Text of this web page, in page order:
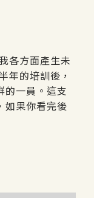
各方面產生未
年的培訓後，
的一員。這支
如果你看完後